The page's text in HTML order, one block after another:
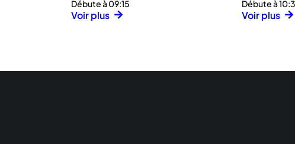
Débute à 09:15
Voir plus
Débute à
Voir plus